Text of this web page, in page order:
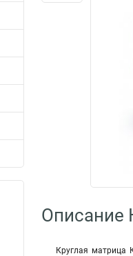
Описание
Круглая матрица